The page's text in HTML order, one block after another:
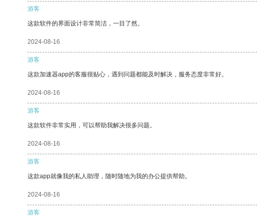
游客
这款软件的界面设计非常简洁，一目了然。
2024-08-16
游客
这款加速器app的客服很贴心，遇到问题都能及时解决，服务态度非常好。
2024-08-16
游客
这款软件非常实用，可以帮助我解决很多问题。
2024-08-16
游客
这款app就像我的私人助理，随时随地为我的办公提供帮助。
2024-08-16
游客